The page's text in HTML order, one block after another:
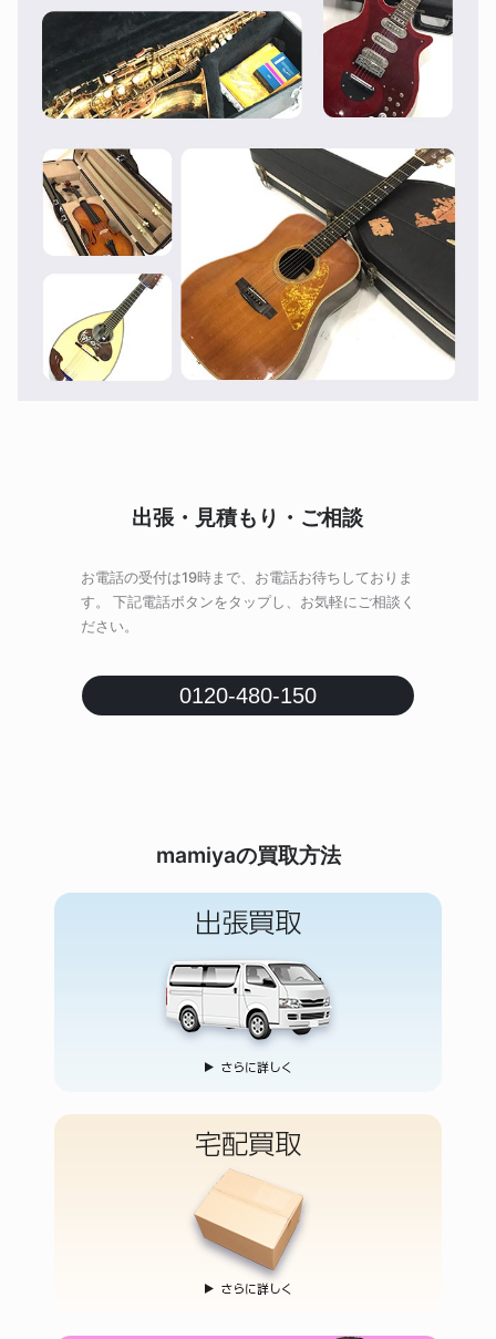
出張・見積もり・ご相談
お電話の受付は19時まで、お電話お待ちしておりま
す。 下記電話ボタンをタップし、お気軽にご相談く
ださい。
0120-480-150
mamiyaの買取方法